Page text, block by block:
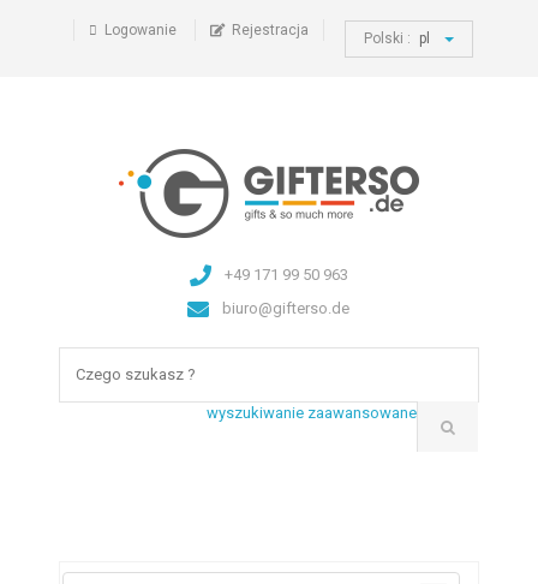
Logowanie Rejestracja Polski : pl
+49 171 99 50 963
biuro@gifterso.de
wyszukiwanie zaawansowane